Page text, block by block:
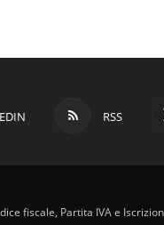
RSS
fiscale, Partita IVA e